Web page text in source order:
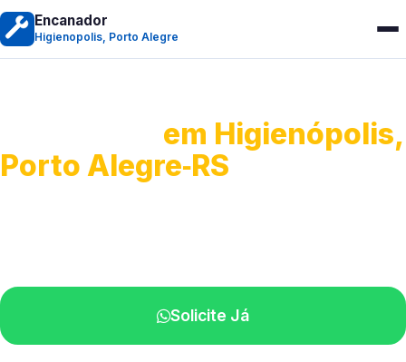
Encanador
Higienopolis, Porto Alegre
em Higienópolis,
Porto Alegre‑RS
Solicite Já